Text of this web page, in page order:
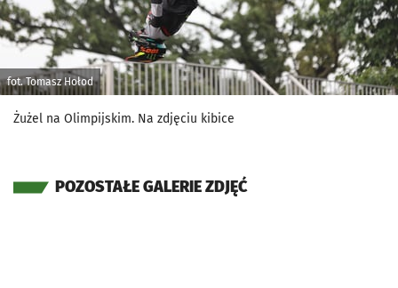
fot. Tomasz Hołod
Żużel na Olimpijskim. Na zdjęciu kibice
POZOSTAŁE GALERIE ZDJĘĆ